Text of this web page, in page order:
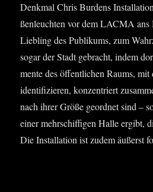
Denk­mal Chris Bur­dens
ßen­leuch­ten vor dem LACMA ans
Lieb­ling des Publi­kums, zum
sogar der Stadt gebracht, indem
men­te des öffent­li­chen Raums,
iden­ti­fi­zie­ren, kon­zen­triert
nach ihrer Grö­ße geord­net sind –
einer mehr­schif­fi­gen Hal­le ergibt,
Die Instal­la­ti­on ist zudem äußerst